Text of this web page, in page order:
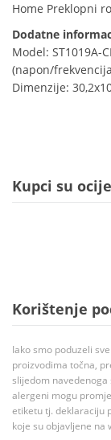
Home Preklopni
Dodatne
Model: ST1019A-
(napon/
Dimenzije:
Kupci su
Korištenje
Iako smo poduzeli
proizvodima točna,
slijedom
alergeni mogu
etiketu tj. deklaraciju
koje su objavljene na